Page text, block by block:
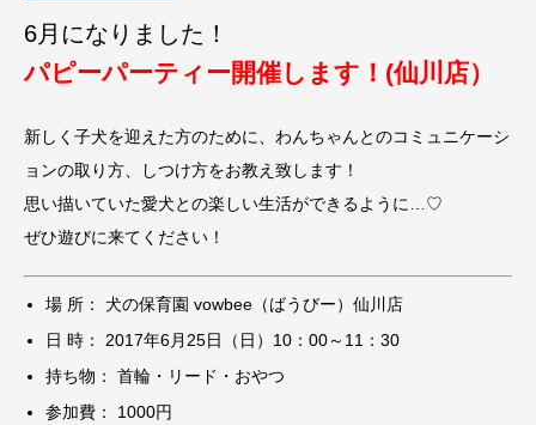
6月になりました！
パピーパーティー開催します！(仙川店）
新しく子犬を迎えた方のために、わんちゃんとのコミュニケーシ
ョンの取り方、しつけ方をお教え致します！
思い描いていた愛犬との楽しい生活ができるように…♡
ぜひ遊びに来てください！
場 所： 犬の保育園 vowbee（ばうびー）仙川店
日 時： 2017年6月25日（日）10：00～11：30
持ち物： 首輪・リード・おやつ
参加費： 1000円